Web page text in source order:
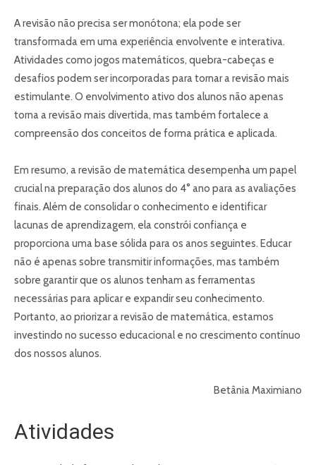
A revisão não precisa ser monótona; ela pode ser
transformada em uma experiência envolvente e interativa.
Atividades como jogos matemáticos, quebra-cabeças e
desafios podem ser incorporadas para tornar a revisão mais
estimulante. O envolvimento ativo dos alunos não apenas
torna a revisão mais divertida, mas também fortalece a
compreensão dos conceitos de forma prática e aplicada.
Em resumo, a revisão de matemática desempenha um papel
crucial na preparação dos alunos do 4° ano para as avaliações
finais. Além de consolidar o conhecimento e identificar
lacunas de aprendizagem, ela constrói confiança e
proporciona uma base sólida para os anos seguintes. Educar
não é apenas sobre transmitir informações, mas também
sobre garantir que os alunos tenham as ferramentas
necessárias para aplicar e expandir seu conhecimento.
Portanto, ao priorizar a revisão de matemática, estamos
investindo no sucesso educacional e no crescimento contínuo
dos nossos alunos.
Betânia Maximiano
Atividades